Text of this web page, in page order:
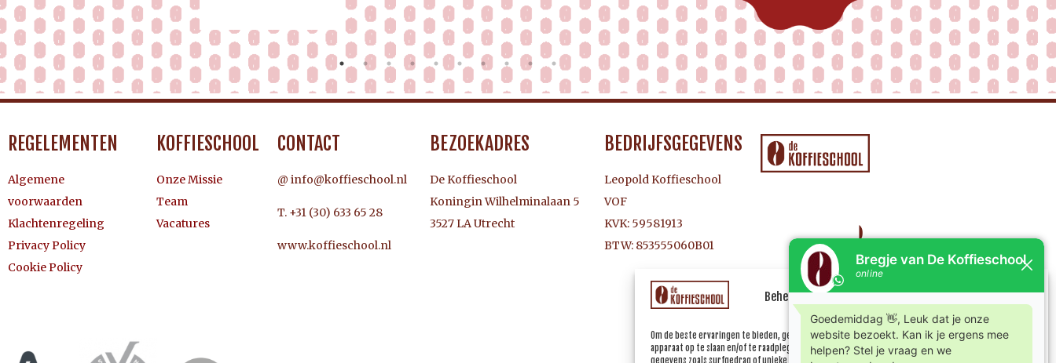
Beheer uw cookie toestemming
Om de beste ervaringen te bieden, gebruiken wij technologieën zoals cookies om informatie over je
apparaat op te slaan en/of te raadplegen. Door in te stemmen met deze technologieën kunnen wij
gegevens zoals surfgedrag of unieke ID's op deze site verwerken. Als je geen toestemming geeft of uw
REGELEMENTEN
Algemene
voorwaarden
Klachtenregeling
Privacy Policy
Cookie Policy
KOFFIESCHOOL
Onze Missie
Team
Vacatures
CONTACT
@ info@koffieschool.nl
T. +31 (30) 633 65 28
www.koffieschool.nl
BEZOEKADRES
De Koffieschool
Koningin Wilhelminalaan 5
3527 LA Utrecht
BEDRIJFSGEGEVENS
Leopold Koffieschool
VOF
KVK: 59581913
BTW: 853555060B01